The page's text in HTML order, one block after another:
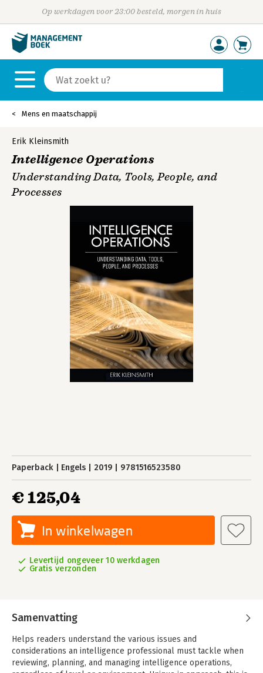
Op werkdagen voor 23:00 besteld, morgen in huis
Mens en maatschappij
Erik Kleinsmith
Intelligence Operations
Understanding Data, Tools, People, and
Processes
Paperback Engels 2019 9781516523580
€ 125,04
In winkelwagen
Levertijd ongeveer 10 werkdagen
Gratis verzonden
Samenvatting
Helps readers understand the various issues and
considerations an intelligence professional must tackle when
reviewing, planning, and managing intelligence operations,